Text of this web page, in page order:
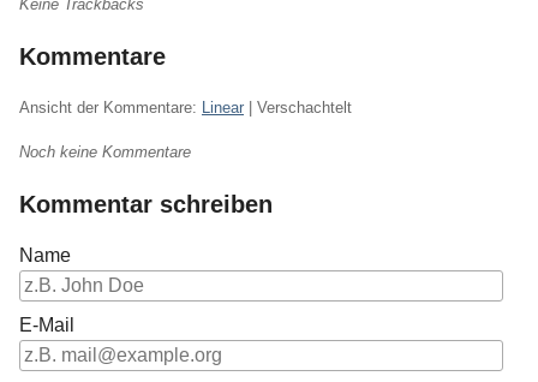
Keine Trackbacks
Kommentare
Ansicht der Kommentare: Linear | Verschachtelt
Noch keine Kommentare
Kommentar schreiben
Name
E-Mail